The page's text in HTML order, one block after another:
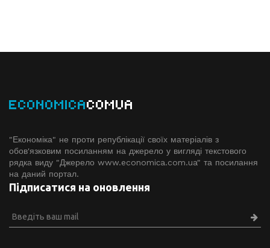
ECONOMICACOMUA
"Економіка" не проти републікації своїх матеріалів з
обов'язковим посиланням на джерело у вигляді текстового
рядка виду "Джерело www.economiсa.com.ua" та посилання
на даний портал.
Підписатися на оновлення